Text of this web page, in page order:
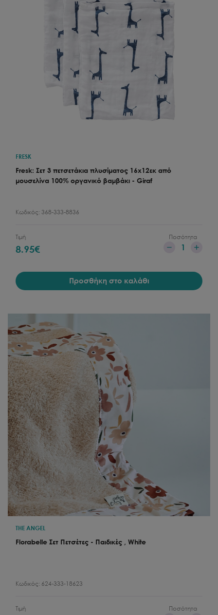
FRESK
Fresk: Σετ 3 πετσετάκια πλυσίματος 16x12εκ από
μουσελίνα 100% οργανικό βαμβάκι - Giraf
Κωδικός: 368-333-8836
Τιμή
8.95€
Ποσότητα
1
Προσθήκη στο καλάθι
THE ANGEL
Florabelle Σετ Πετσέτες - Παιδικές , White
Κωδικός: 624-333-18623
Τιμή Ποσότητα